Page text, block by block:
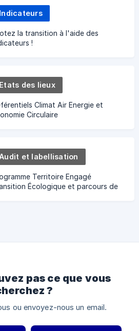
Indicateurs
la transition à l'aide des
!
Etats des lieux
Climat Air Energie et
Circulaire
et labellisation
Territoire Engagé
Écologique et parcours de
pas ce que vous
?
ou envoyez-nous un email.